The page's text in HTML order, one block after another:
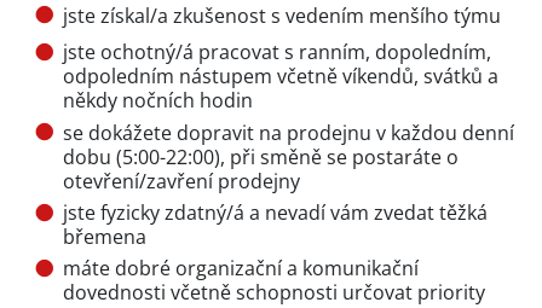
jste získal/a zkušenost s vedením menšího týmu
jste ochotný/á pracovat s ranním, dopoledním,
odpoledním nástupem včetně víkendů, svátků a
někdy nočních hodin
se dokážete dopravit na prodejnu v každou denní
dobu (5:00-22:00), při směně se postaráte o
otevření/zavření prodejny
jste fyzicky zdatný/á a nevadí vám zvedat těžká
břemena
máte dobré organizační a komunikační
dovednosti včetně schopnosti určovat priority